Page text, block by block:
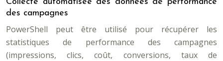
des campagnes
PowerShell peut être utilisé pour récupérer les
statistiques de performance des campagnes
(impressions, clics, coût, conversions, taux de